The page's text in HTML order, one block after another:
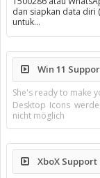
dan siapkan data diri
untuk…
Win 11
She's ready to make
Desktop Icons
nicht möglich
XboX Support